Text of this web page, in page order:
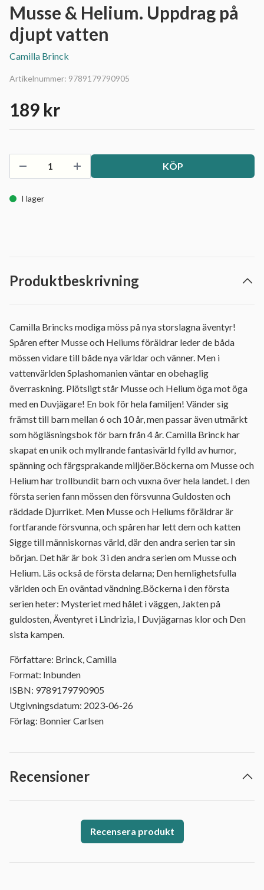
Musse & Helium. Uppdrag på
djupt vatten
Camilla Brinck
Artikelnummer: 9789179790905
189 kr
KÖP
I lager
Produktbeskrivning
Camilla Brincks modiga möss på nya storslagna äventyr!
Spåren efter Musse och Heliums föräldrar leder de båda
mössen vidare till både nya världar och vänner. Men i
vattenvärlden Splashomanien väntar en obehaglig
överraskning. Plötsligt står Musse och Helium öga mot öga
med en Duvjägare! En bok för hela familjen! Vänder sig
främst till barn mellan 6 och 10 år, men passar även utmärkt
som högläsningsbok för barn från 4 år. Camilla Brinck har
skapat en unik och myllrande fantasivärld fylld av humor,
spänning och färgsprakande miljöer.Böckerna om Musse och
Helium har trollbundit barn och vuxna över hela landet. I den
första serien fann mössen den försvunna Guldosten och
räddade Djurriket. Men Musse och Heliums föräldrar är
fortfarande försvunna, och spåren har lett dem och katten
Sigge till människornas värld, där den andra serien tar sin
början. Det här är bok 3 i den andra serien om Musse och
Helium. Läs också de första delarna; Den hemlighetsfulla
världen och En oväntad vändning.Böckerna i den första
serien heter: Mysteriet med hålet i väggen, Jakten på
guldosten, Äventyret i Lindrizia, I Duvjägarnas klor och Den
sista kampen.
Författare: Brinck, Camilla
Format: Inbunden
ISBN: 9789179790905
Utgivningsdatum: 2023-06-26
Förlag: Bonnier Carlsen
Recensioner
Recensera produkt